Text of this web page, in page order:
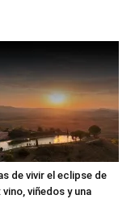
de vivir el eclipse de
vino, viñedos y una